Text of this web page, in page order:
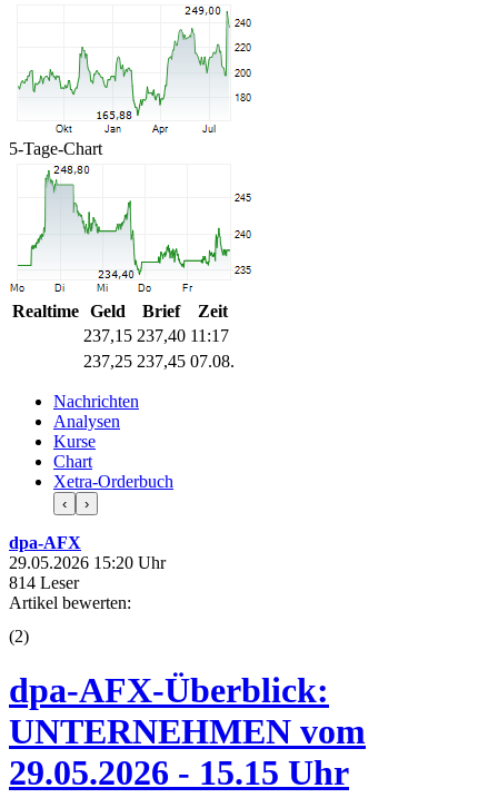
5-Tage-Chart
Realtime Geld Brief
Zeit
237,15 237,40 11:17
237,25 237,45 07.08.
Nachrichten
Analysen
Kurse
Chart
Xetra-Orderbuch
‹ ›
dpa-AFX
29.05.2026 15:20 Uhr
814 Leser
Artikel bewerten:
(2)
dpa-AFX-Überblick:
UNTERNEHMEN vom
29.05.2026 - 15.15 Uhr